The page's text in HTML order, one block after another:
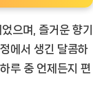
으며, 즐거운 향기
에서 생긴 달콤하
루 중 언제든지 편